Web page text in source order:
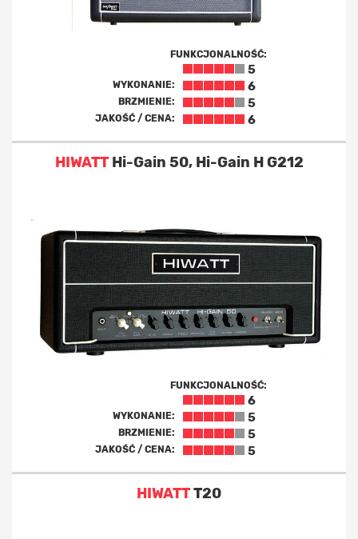
FUNKCJONALNOŚĆ:
5
WYKONANIE: 6
BRZMIENIE: 5
JAKOŚĆ / CENA: 6
HIWATTHi-Gain 50, Hi-Gain H G212
FUNKCJONALNOŚĆ:
6
WYKONANIE: 5
BRZMIENIE: 5
JAKOŚĆ / CENA: 5
HIWATTT20